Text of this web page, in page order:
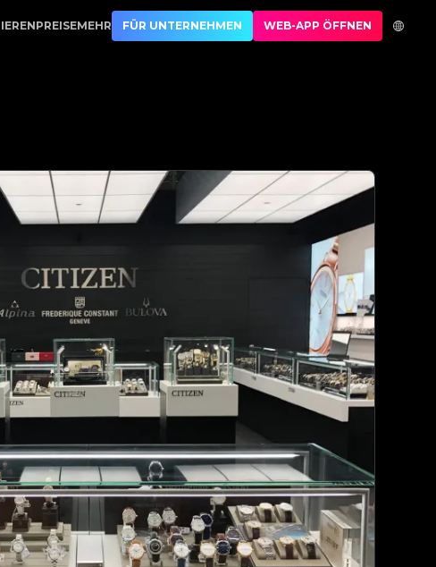
Best Authentication
PREISEMEHR FÜR UNTERNEHMEN WEB-APP ÖFFNEN